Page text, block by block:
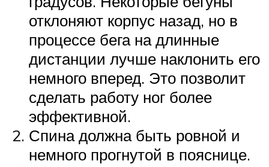
отклоняют корпус назад, но в
процессе бега на длинные
дистанции лучше наклонить его
немного вперед. Это позволит
сделать работу ног более
эффективной.
Спина должна быть ровной и
немного прогнутой в пояснице.